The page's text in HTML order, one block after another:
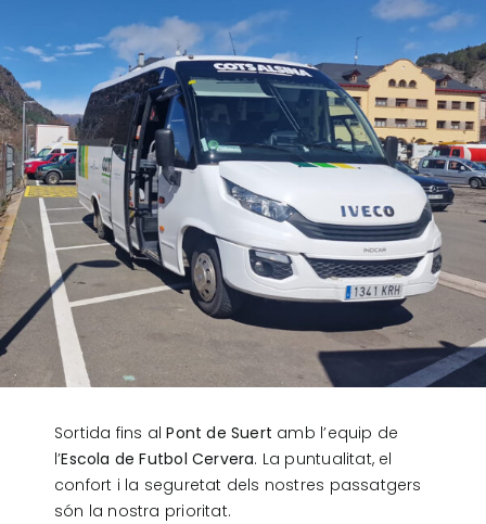
Sortida fins alPont de Suert amb l’equip de
l’Escola de Futbol Cervera. La puntualitat, el
confort i la seguretat dels nostres passatgers
són la nostra prioritat.